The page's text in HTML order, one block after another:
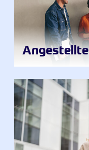
Angestellte